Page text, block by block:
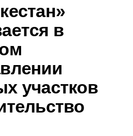
в
участков